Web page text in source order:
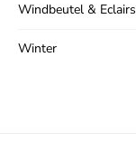
Windbeutel & Eclairs
Winter